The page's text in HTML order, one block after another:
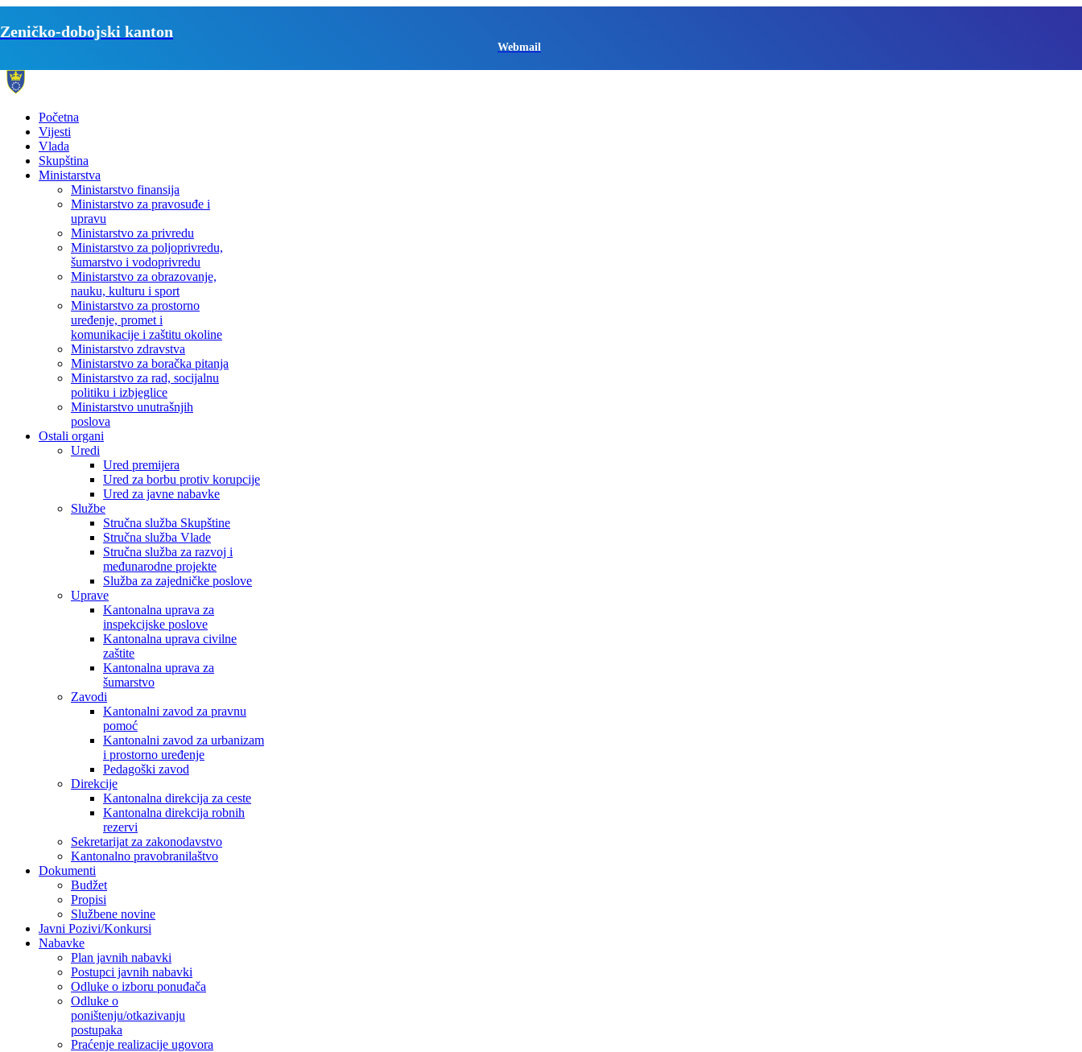
Zeničko-dobojski kanton
Webmail
Početna
Vijesti
Vlada
Skupština
Ministarstva
Ministarstvo finansija
Ministarstvo za pravosuđe i
upravu
Ministarstvo za privredu
Ministarstvo za poljoprivredu,
šumarstvo i vodoprivredu
Ministarstvo za obrazovanje,
nauku, kulturu i sport
Ministarstvo za prostorno
uređenje, promet i
komunikacije i zaštitu okoline
Ministarstvo zdravstva
Ministarstvo za boračka pitanja
Ministarstvo za rad, socijalnu
politiku i izbjeglice
Ministarstvo unutrašnjih
poslova
Ostali organi
Uredi
Ured premijera
Ured za borbu protiv korupcije
Ured za javne nabavke
Službe
Stručna služba Skupštine
Stručna služba Vlade
Stručna služba za razvoj i
međunarodne projekte
Služba za zajedničke poslove
Uprave
Kantonalna uprava za
inspekcijske poslove
Kantonalna uprava civilne
zaštite
Kantonalna uprava za
šumarstvo
Zavodi
Kantonalni zavod za pravnu
pomoć
Kantonalni zavod za urbanizam
i prostorno uređenje
Pedagoški zavod
Direkcije
Kantonalna direkcija za ceste
Kantonalna direkcija robnih
rezervi
Sekretarijat za zakonodavstvo
Kantonalno pravobranilaštvo
Dokumenti
Budžet
Propisi
Službene novine
Javni Pozivi/Konkursi
Nabavke
Plan javnih nabavki
Postupci javnih nabavki
Odluke o izboru ponuđača
Odluke o
poništenju/otkazivanju
postupaka
Praćenje realizacije ugovora